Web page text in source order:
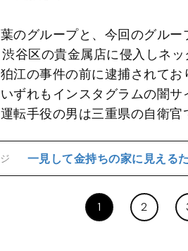
葉のグループと、今回のグル
谷区の貴金属店に侵入しネ
江の事件の前に逮捕されて
ずれもインスタグラムの闇
転手役の男は三重県の自衛官
一見して金持ちの家に見える
1 2